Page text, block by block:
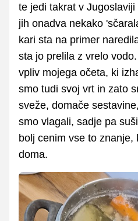
te jedi takrat v
jih onadva nekako
kari sta na primer
sta jo prelila z vrelo
vpliv mojega očeta, ki
smo tudi svoj vrt in zato
sveže, domače
smo vlagali, sadje pa
bolj cenim vse to znanje,
doma.